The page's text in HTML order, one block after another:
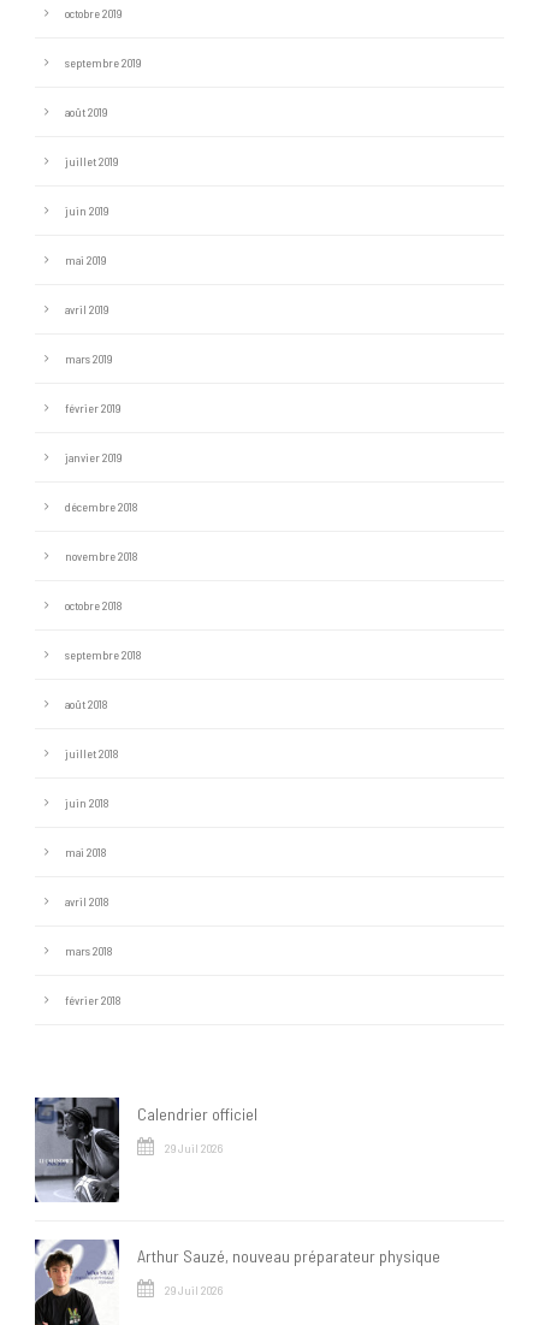
octobre 2019
septembre 2019
août 2019
juillet 2019
juin 2019
mai 2019
avril 2019
mars 2019
février 2019
janvier 2019
décembre 2018
novembre 2018
octobre 2018
septembre 2018
août 2018
juillet 2018
juin 2018
mai 2018
avril 2018
mars 2018
février 2018
Calendrier officiel
29 Juil 2026
Arthur Sauzé, nouveau préparateur physique
29 Juil 2026